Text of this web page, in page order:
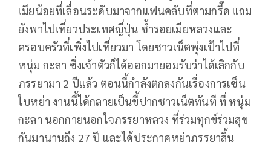
เมียน้อยที่เลื่อนระดับมาจากแฟนคลับที่ตามกรี๊ด แถม
ยังพาไปเที่ยวประเทศญี่ปุ่น ซ้ำรอยเมียหลวงและ
ครอบครัวที่เพิ่งไปเที่ยวมา โดยชาวเน็ตพุ่งเป้าไปที่
หนุ่ม กะลา ซึ่งเจ้าตัวก็ได้ออกมายอมรับว่าได้เลิกกับ
ภรรยามา 2 ปีแล้ว ตอนนี้กำลังตกลงกันเรื่องการเซ็น
ใบหย่า งานนี้ได้กลายเป็นขี้ปากชาวเน็ตทันที ที่ หนุ่ม
กะลา นอกกายนอกใจภรรยาหลวง ที่ร่วมทุกข์ร่วมสุข
กันมานานถึง 27 ปี และได้ประกาศหย่าภรรยาสิ้น